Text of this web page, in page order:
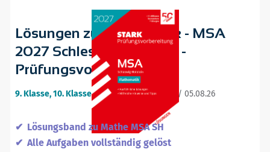
Lösungen zu Mathematik - MSA
2027 Schleswig-Holstein -
Prüfungsvorbereitung
9. Klasse, 10. Klasse•14. ergänzte Auflage / 05.08.26
Lösungsband zu Mathe MSA SH
Alle Aufgaben vollständig gelöst